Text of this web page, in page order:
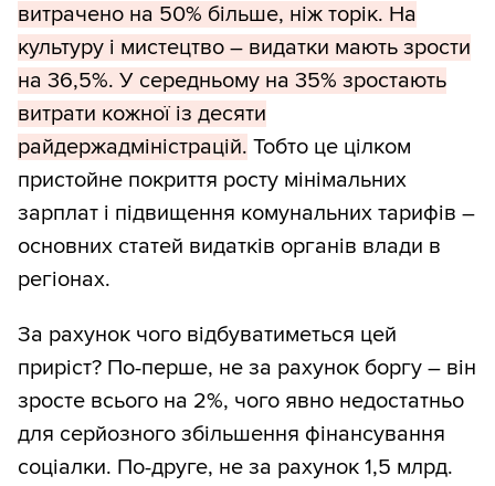
витрачено на 50% більше, ніж торік. На
культуру і мистецтво – видатки мають зрости
на 36,5%. У середньому на 35% зростають
витрати кожної із десяти
райдержадміністрацій. Тобто це цілком
пристойне покриття росту мінімальних
зарплат і підвищення комунальних тарифів –
основних статей видатків органів влади в
регіонах.
За рахунок чого відбуватиметься цей
приріст? По-перше, не за рахунок боргу – він
зросте всього на 2%, чого явно недостатньо
для серйозного збільшення фінансування
соціалки. По-друге, не за рахунок 1,5 млрд.